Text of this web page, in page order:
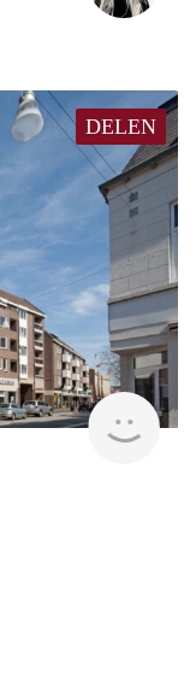
DELEN